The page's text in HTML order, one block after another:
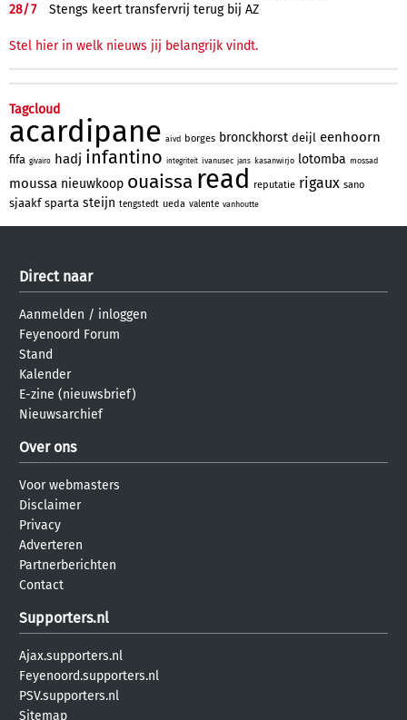
28/7 Stengs keert transfervrij terug bij AZ
Stel hier in welk nieuws jij belangrijk vindt.
Tagcloud
acardipane aivd borges bronckhorst deijl eenhoorn
fifa givairo hadj infantino integriteit ivanusec jans kasanwirjo lotomba mossad
moussa nieuwkoop ouaissa read reputatie rigaux sano
sjaakf sparta steijn tengstedt ueda valente vanhoutte
Direct naar
Aanmelden / inloggen
Feyenoord Forum
Stand
Kalender
E-zine (nieuwsbrief)
Nieuwsarchief
Over ons
Voor webmasters
Disclaimer
Privacy
Adverteren
Partnerberichten
Contact
Supporters.nl
Ajax.supporters.nl
Feyenoord.supporters.nl
PSV.supporters.nl
Sitemap